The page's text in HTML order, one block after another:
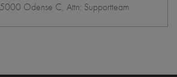
Odense C, Attn: Supportteam